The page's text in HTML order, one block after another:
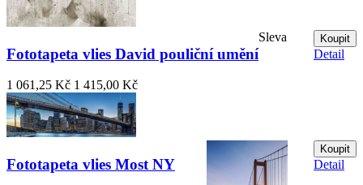
Fototapeta vlies David pouliční umění
1 061,25 Kč 1 415,00 Kč
Koupit
Detail
Sleva
Fototapeta vlies Most NY
Koupit
Detail